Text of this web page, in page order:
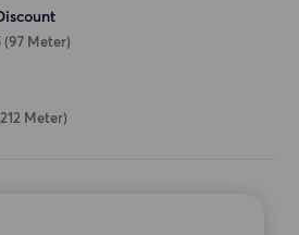
(97 Meter)
Meter)